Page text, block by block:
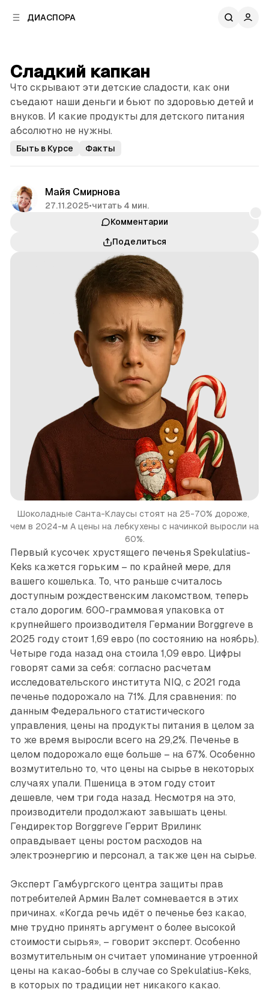
ДИАСПОРА
Сладкий капкан
Что скрывают эти детские сладости, как они
съедают наши деньги и бьют по здоровью детей и
внуков. И какие продукты для детского питания
абсолютно не нужны.
Быть в Курсе Факты
Майя Смирнова
27.11.2025•читать 4 мин.
Комментарии
Поделиться
Шоколадные Санта-Клаусы стоят на 25-70% дороже,
чем в 2024-м А цены на лебкухены с начинкой выросли на
60%.
Первый кусочек хрустящего печенья Spekulatius-
Keks кажется горьким – по крайней мере, для
вашего кошелька. То, что раньше считалось
доступным рождественским лакомством, теперь
стало дорогим. 600-граммовая упаковка от
крупнейшего производителя Германии Borggreve в
2025 году стоит 1,69 евро (по состоянию на ноябрь).
Четыре года назад она стоила 1,09 евро. Цифры
говорят сами за себя: согласно расчетам
исследовательского института NIQ, с 2021 года
печенье подорожало на 71%. Для сравнения: по
данным Федерального статистического
управления, цены на продукты питания в целом за
то же время выросли всего на 29,2%. Печенье в
целом подорожало еще больше – на 67%. Особенно
возмутительно то, что цены на сырье в некоторых
случаях упали. Пшеница в этом году стоит
дешевле, чем три года назад. Несмотря на это,
производители продолжают завышать цены.
Гендиректор Borggreve Геррит Врилинк
оправдывает цены ростом расходов на
электроэнергию и персонал, а также цен на сырье.
Эксперт Гамбургского центра защиты прав
потребителей Армин Валет сомневается в этих
причинах. «Когда речь идёт о печенье без какао,
мне трудно принять аргумент о более высокой
стоимости сырья», – говорит эксперт. Особенно
возмутительным он считает упоминание утроенной
цены на какао-бобы в случае со ­Spekulatius-Keks,
в которых по традиции нет никакого какао.